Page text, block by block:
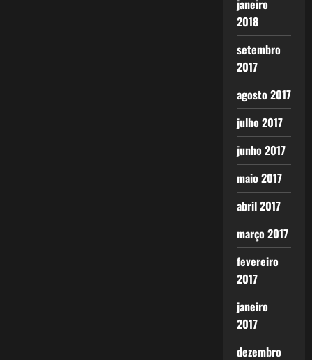
janeiro
2018
setembro
2017
agosto 2017
julho 2017
junho 2017
maio 2017
abril 2017
março 2017
fevereiro
2017
janeiro
2017
dezembro